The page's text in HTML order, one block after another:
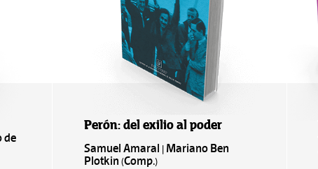
de
Perón: del exilio al poder
Samuel Amaral | Mariano Ben
Plotkin (Comp.)